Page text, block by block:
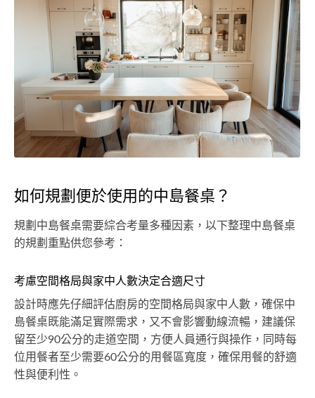
如何規劃便於使用的中島餐桌？
規劃中島餐桌需要綜合考量多種因素，以下整理中島餐桌
的規劃重點供您參考：
考慮空間格局與家中人數決定合適尺寸
設計時應先仔細評估廚房的空間格局與家中人數，確保中
島餐桌既能滿足實際需求，又不會影響動線流暢，建議保
留至少90公分的走道空間，方便人員通行與操作，同時每
位用餐者至少需要60公分的用餐區寬度，確保用餐的舒適
性與便利性。